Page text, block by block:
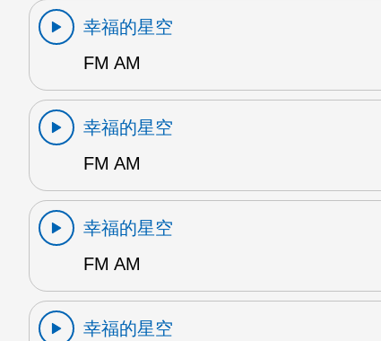
幸福的星空
FM AM
幸福的星空
FM AM
幸福的星空
FM AM
幸福的星空